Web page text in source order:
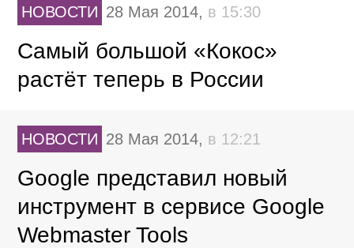
НОВОСТИ 28 Мая 2014, в 15:30
Самый большой «Кокос»
растёт теперь в России
НОВОСТИ 28 Мая 2014, в 12:21
Google представил новый
инструмент в сервисе Google
Webmaster Tools